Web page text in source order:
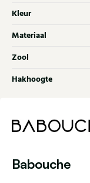
Kleur
Materiaal
Zool
Hakhoogte
Babouche